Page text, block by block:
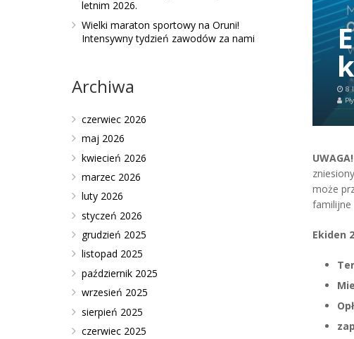
8
UWAGA!
może
familijne
Ekiden
letnim 2026.
Wielki maraton sportowy na Oruni!
Intensywny tydzień zawodów za nami
Archiwa
czerwiec 2026
maj 2026
kwiecień 2026
marzec 2026
luty 2026
styczeń 2026
grudzień 2025
listopad 2025
październik 2025
wrzesień 2025
sierpień 2025
czerwiec 2025